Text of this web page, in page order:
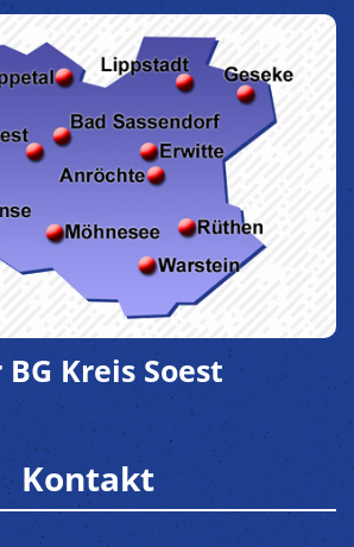
BG Kreis Soest
Kontakt